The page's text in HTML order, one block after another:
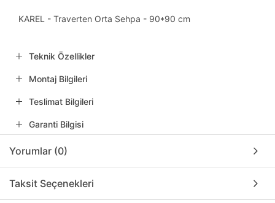
KAREL - Traverten Orta Sehpa - 90*90 cm
Teknik Özellikler
Montaj Bilgileri
Teslimat Bilgileri
Garanti Bilgisi
Yorumlar (0)
Taksit Seçenekleri